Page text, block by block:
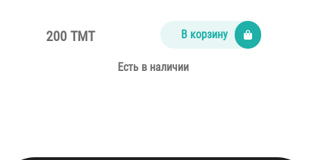
200 TMT В корзину
Есть в наличии